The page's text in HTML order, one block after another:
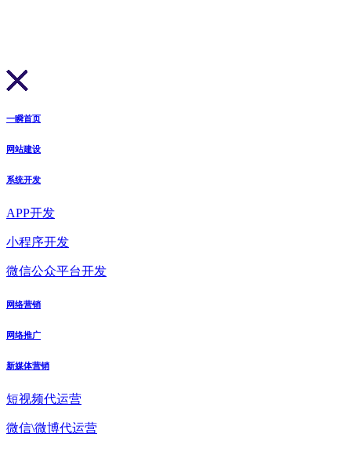
一瞬首页
网站建设
系统开发
APP开发
小程序开发
微信公众平台开发
网络营销
网络推广
新媒体营销
短视频代运营
微信\微博代运营